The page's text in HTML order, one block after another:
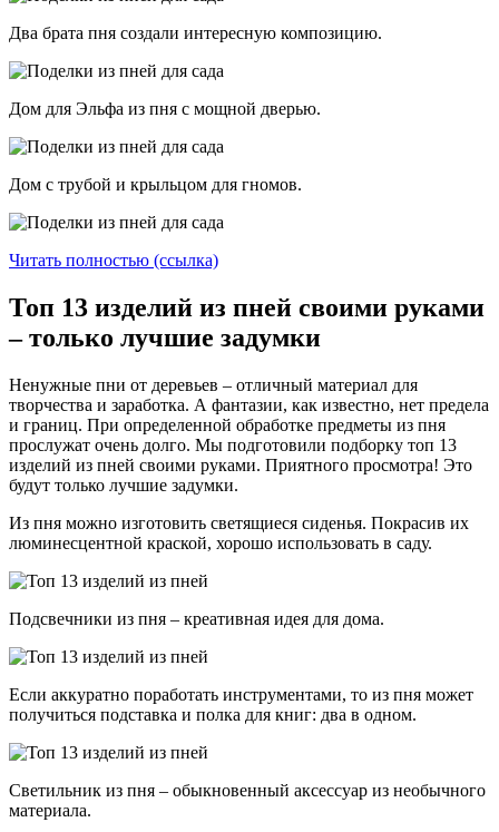
Два брата пня создали интересную композицию.
Дом для Эльфа из пня с мощной дверью.
Дом с трубой и крыльцом для гномов.
Читать полностью (ссылка)
Топ 13 изделий из пней своими руками
– только лучшие задумки
Ненужные пни от деревьев – отличный материал для
творчества и заработка. А фантазии, как известно, нет предела
и границ. При определенной обработке предметы из пня
прослужат очень долго. Мы подготовили подборку топ 13
изделий из пней своими руками. Приятного просмотра! Это
будут только лучшие задумки.
Из пня можно изготовить светящиеся сиденья. Покрасив их
люминесцентной краской, хорошо использовать в саду.
Подсвечники из пня – креативная идея для дома.
Если аккуратно поработать инструментами, то из пня может
получиться подставка и полка для книг: два в одном.
Светильник из пня – обыкновенный аксессуар из необычного
материала.